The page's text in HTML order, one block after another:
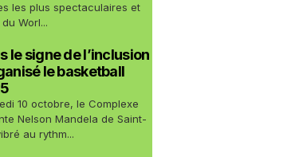
les plus spectaculaires et
Worl...
le signe de l’inclusion
le basketball
10 octobre, le Complexe
Nelson Mandela de Saint-
au rythm...